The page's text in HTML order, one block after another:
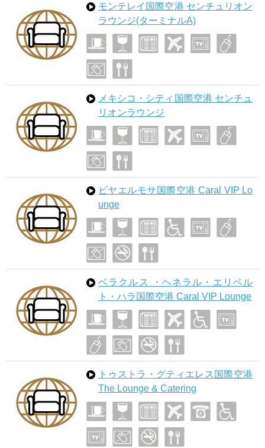
モンテレイ国際空港 センチュリオン
ラウンジ(ターミナルA)
メキシコ・シティ国際空港 センチュ
リオンラウンジ
ビヤエルモサ国際空港 Caral VIP Lo
unge
ベラクルス ・ヘネラル・エリベル
ト・ハラ国際空港 Caral VIP Lounge
トゥストラ・グティエレス国際空港
The Lounge & Catering